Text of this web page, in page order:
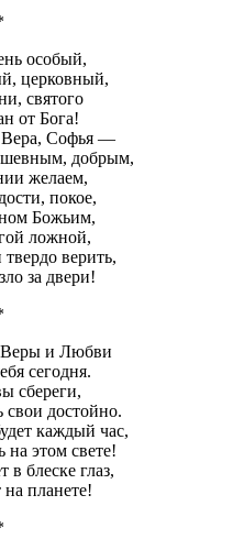
особый,
церковный,
святого
от Бога!
Софья —
добрым,
желаем,
покое,
Божьим,
ложной,
верить,
за двери!
и Любви
сегодня.
сбереги,
достойно.
каждый час,
на этом свете!
в блеске глаз,
на планете!